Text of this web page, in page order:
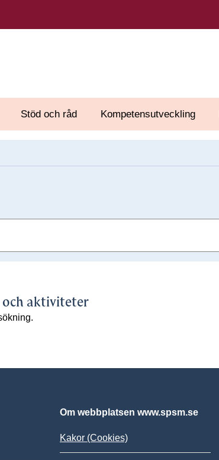
Stöd och råd Kompetensutveckling
aktiviteter
Om webbplatsen www.spsm.se
Kakor (Cookies)